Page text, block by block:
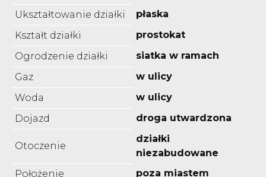
Ukształtowanie działki
płaska
Kształt działki
prostokat
Ogrodzenie działki
siatka w ramach
Gaz
w ulicy
Woda
w ulicy
Dojazd
droga utwardzona
Otoczenie
działki
niezabudowane
Położenie
poza miastem